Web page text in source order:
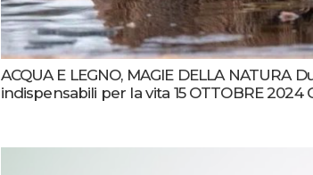
ACQUA E LEGNO, MAGIE DELLA NATURA
indispensabili per la vita 15 OTTOBRE 2024